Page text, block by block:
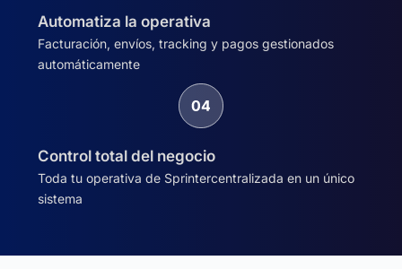
Automatiza la operativa
Facturación, envíos, tracking y pagos gestionados
automáticamente
Control total del negocio
Toda tu operativa de Sprintercentralizada en un único
sistema